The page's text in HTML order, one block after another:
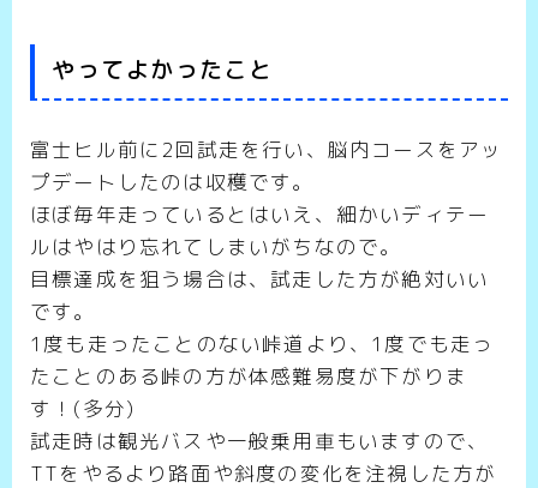
やってよかったこと
富士ヒル前に2回試走を行い、脳内コースをアッ
プデートしたのは収穫です。
ほぼ毎年走っているとはいえ、細かいディテー
ルはやはり忘れてしまいがちなので。
目標達成を狙う場合は、試走した方が絶対いい
です。
1度も走ったことのない峠道より、1度でも走っ
たことのある峠の方が体感難易度が下がりま
す！(多分)
試走時は観光バスや一般乗用車もいますので、
TTをやるより路面や斜度の変化を注視した方が